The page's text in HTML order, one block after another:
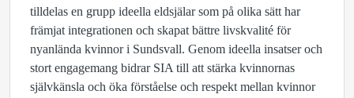
tilldelas en grupp ideella eldsjälar som på olika sätt har
främjat integrationen och skapat bättre livskvalité för
nyanlända kvinnor i Sundsvall. Genom ideella insatser och
stort engagemang bidrar SIA till att stärka kvinnornas
självkänsla och öka förståelse och respekt mellan kvinnor